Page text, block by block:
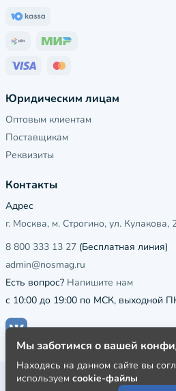
Юридическим лицам
Оптовым клиентам
Поставщикам
Реквизиты
Контакты
Адрес
г. Москва, м. Строгино, ул. Кулакова,
8 800 333 13 27 (Бесплатная линия)
admin@nosmag.ru
Есть вопрос? Напишите нам
с 10:00 до 19:00 по МСК, выходной
Публичная оферта
Мы заботимся о вашей
Находясь на данном сайте вы
используем cookie-файлы